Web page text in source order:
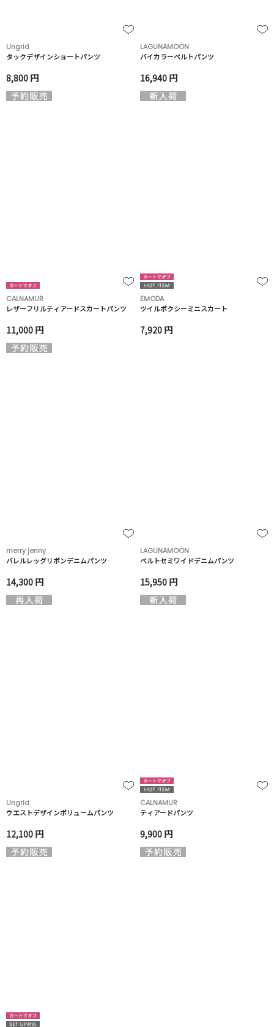
Ungrid
タックデザインショートパンツ
8,800 円
LAGUNAMOON
バイカラーベルトパンツ
16,940 円
CALNAMUR
レザーフリルティアードスカートパンツ
11,000 円
EMODA
ツイルボクシーミニスカート
7,920 円
merry jenny
バレルレッグリボンデニムパンツ
14,300 円
LAGUNAMOON
ベルトセミワイドデニムパンツ
15,950 円
Ungrid
ウエストデザインボリュームパンツ
12,100 円
CALNAMUR
ティアードパンツ
9,900 円